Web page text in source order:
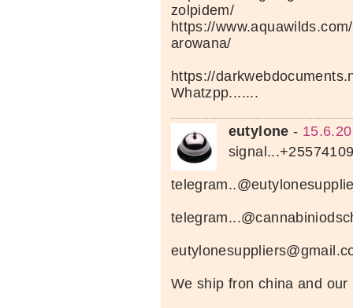
zolpidem/
https://
arowana/
https://
Whatzpp.......
eutylone -
We ship fron china and our